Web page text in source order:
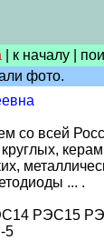
к началу
фото.
со всей
... .
РЭС15
5